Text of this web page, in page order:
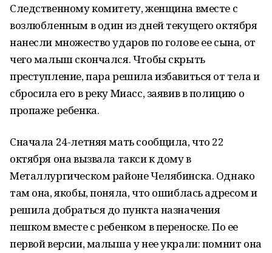
Следственному комитету, женщина вместе с
возлюбленным в один из дней текущего октября
нанесли множество ударов по голове ее сына, от
чего малыш скончался. Чтобы скрыть
преступление, пара решила избавиться от тела и
сбросила его в реку Миасс, заявив в полицию о
пропаже ребенка.
Сначала 24-летняя мать сообщила, что 22
октября она вызвала такси к дому в
Металлургическом районе Челябинска. Однако
там она, якобы, поняла, что ошиблась адресом и
решила добраться до пункта назначения
пешком вместе с ребенком в переноске. По ее
первой версии, малыша у нее украли: помнит она